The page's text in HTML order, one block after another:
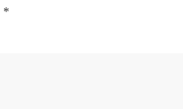
*